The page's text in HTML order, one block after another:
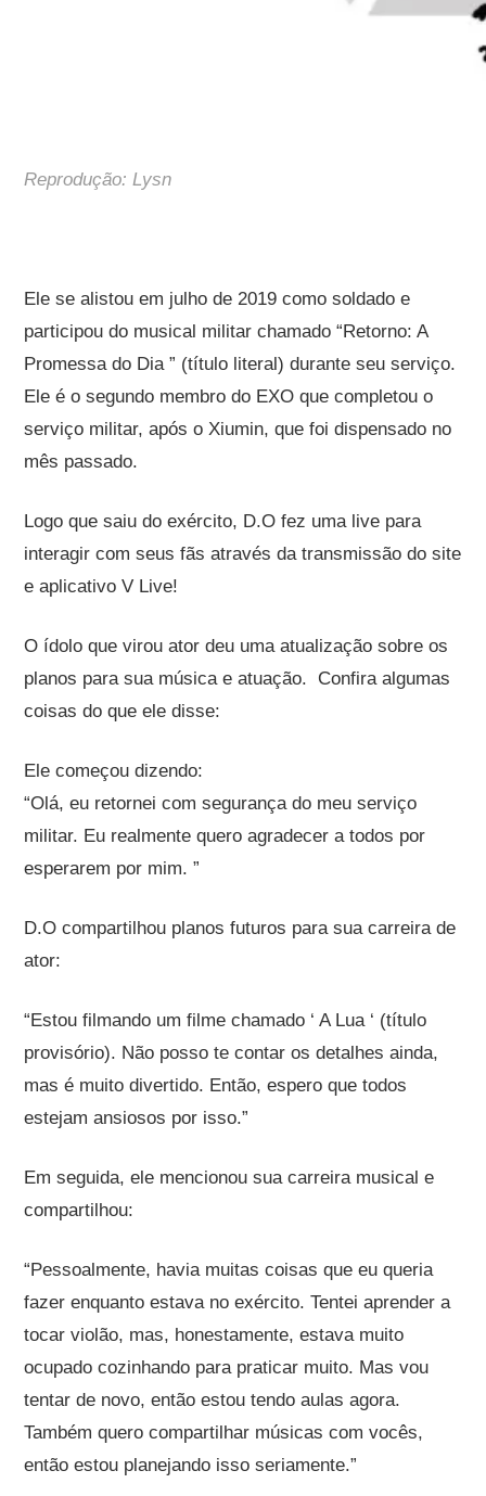
Reprodução: Lysn
Ele se alistou em julho de 2019 como soldado e
participou do musical militar chamado “Retorno: A
Promessa do Dia ” (título literal) durante seu serviço.
Ele é o segundo membro do EXO que completou o
serviço militar, após o Xiumin, que foi dispensado no
mês passado.
Logo que saiu do exército, D.O fez uma live para
interagir com seus fãs através da transmissão do site
e aplicativo V Live!
O ídolo que virou ator deu uma atualização sobre os
planos para sua música e atuação. Confira algumas
coisas do que ele disse:
Ele começou dizendo:
“Olá, eu retornei com segurança do meu serviço
militar. Eu realmente quero agradecer a todos por
esperarem por mim. ”
D.O compartilhou planos futuros para sua carreira de
ator:
“Estou filmando um filme chamado ‘ A Lua ‘ (título
provisório). Não posso te contar os detalhes ainda,
mas é muito divertido. Então, espero que todos
estejam ansiosos por isso.”
Em seguida, ele mencionou sua carreira musical e
compartilhou:
“Pessoalmente, havia muitas coisas que eu queria
fazer enquanto estava no exército. Tentei aprender a
tocar violão, mas, honestamente, estava muito
ocupado cozinhando para praticar muito. Mas vou
tentar de novo, então estou tendo aulas agora.
Também quero compartilhar músicas com vocês,
então estou planejando isso seriamente.”